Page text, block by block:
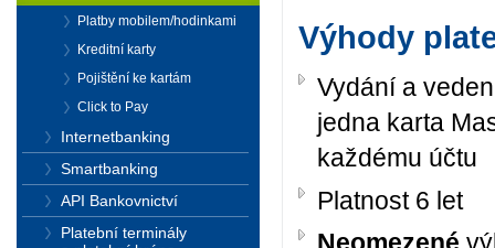
Výhody
Vydání a
jedna karta
každému účtu
Platnost 6 let
Platby mobilem/hodinkami
Kreditní karty
Pojištění ke kartám
Click to Pay
Internetbanking
Smartbanking
API Bankovnictví
Platební terminály